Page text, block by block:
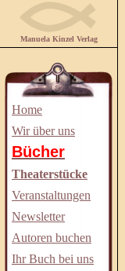
Manuela Kinzel Verlag
Home
Wir über uns
Bücher
Theaterstücke
Veranstaltungen
Newsletter
Autoren buchen
Ihr Buch bei uns